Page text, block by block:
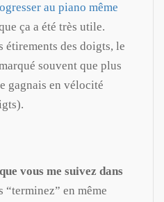
au piano même
ça a été très utile.
étirements des doigts, le
souvent que plus
gagnais en vélocité
vous me suivez dans
“terminez” en même